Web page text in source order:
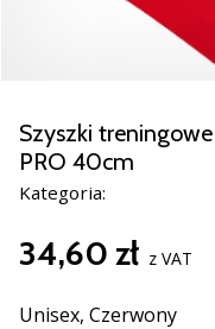
wszystkie
artykuły
Szyszki
PRO 40cm
Kategoria:
34,60 zł z VAT
Unisex, Czerwony